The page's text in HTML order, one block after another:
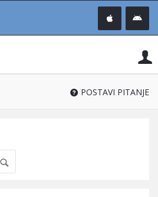
®
POSTAVI PITANJE